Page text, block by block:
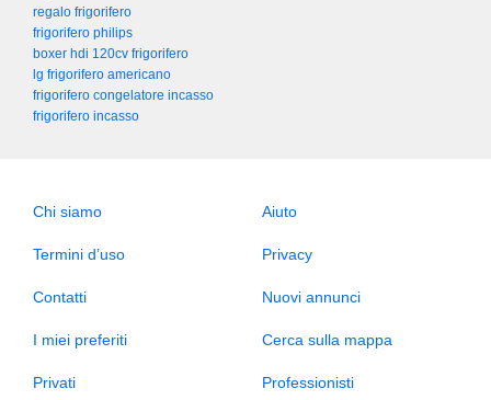
regalo frigorifero
frigorifero philips
boxer hdi 120cv frigorifero
lg frigorifero americano
frigorifero congelatore incasso
frigorifero incasso
Chi siamo Aiuto
Termini d’uso Privacy
Contatti Nuovi annunci
I miei preferiti Cerca sulla mappa
Privati Professionisti